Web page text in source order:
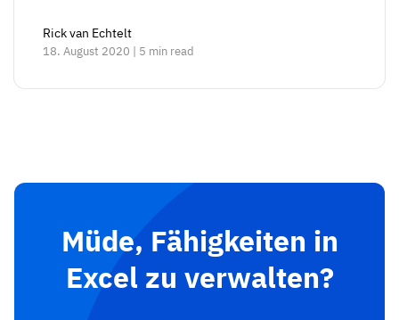
Rick van Echtelt
18. August 2020 | 5 min read
Müde, Fähigkeiten in
Excel zu verwalten?